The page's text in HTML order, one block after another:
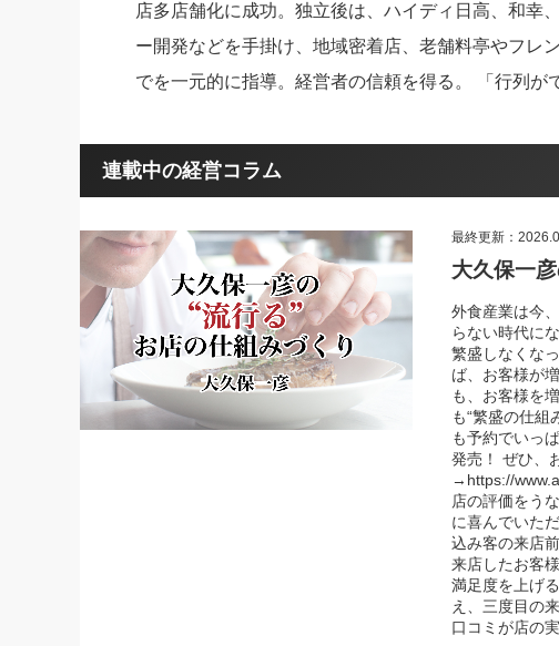
店多店舗化に成功。独立後は、ハイディ日高、和幸
ー開発などを手掛け、地域密着店、老舗料亭やフレ
でを一元的に指導。経営者の信頼を得る。 「行列が
連載中の経営コラム
最終更新：
大久保一
外食産業は今
らない時代に
繁盛しなくな
ば、お客様が
も、お客様を
も“繁盛の仕組
も予約でいっ
発売！ ぜひ、
→https://
店の評価をう
に喜んでいた
込み客の来店
来店したお客
満足度を上げ
え、三度目の
口コミが店の